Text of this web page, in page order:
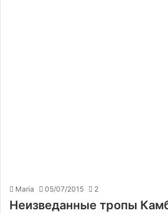
Maria 05/07/2015 2
Неизведанные тропы